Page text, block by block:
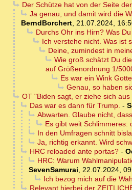
Der Schütze hat von der Seite
Ja genau, und damit wird die
BerndBorchert, 21.07.2024,
Durchs Ohr ins Hirn? Was
Ich verstehe nicht. Was ist
Deine, zumindest in
Wie groß schätzt Du
auf Größenordnung 1/
Es war ein Wink
Genau, so haben
OT "Biden sagt, er ziehe sich
Das war es dann für Trump. -
Abwarten. Glaube nicht,
Es gibt weit Schlimmeres:
In den Umfragen schnitt
Ja, richtig erkannt. Wird
HRC reloaded ante portas?-
HRC: Warum
SevenSamurai, 22.07.2024,
Ich bezog mich auf die
Relevant hierbei der